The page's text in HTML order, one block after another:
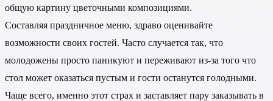
общую картину цветочными композициями.
Составляя праздничное меню, здраво оценивайте
возможности своих гостей. Часто случается так, что
молодожены просто паникуют и переживают из-за того что
стол может оказаться пустым и гости останутся голодными.
Чаще всего, именно этот страх и заставляет пару заказывать в